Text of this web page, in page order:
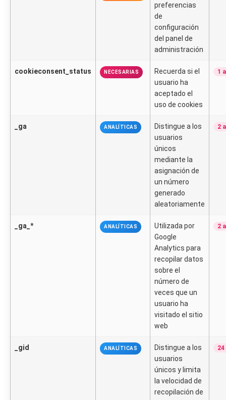
preferencias
de
configuración
del panel de
administración
cookieconsent_status NECESARIAS
Recuerda si el
usuario ha
aceptado el
uso de cookies
1
_ga ANALÍTICAS
Distingue a los
usuarios
únicos
mediante la
asignación de
un número
generado
aleatoriamente
2
_ga_* ANALÍTICAS
Utilizada por
Google
Analytics para
recopilar datos
sobre el
número de
veces que un
usuario ha
visitado el sitio
web
2
_gid ANALÍTICAS
Distingue a los
usuarios
únicos y limita
la velocidad de
recopilación de